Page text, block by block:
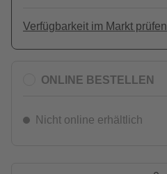
Verfügbarkeit im Markt prüfen
ONLINE BESTELLEN
Nicht online erhältlich